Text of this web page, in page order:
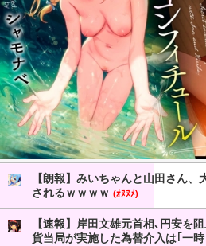
【朗報】みいちゃんと山田さん
されるｗｗｗｗ (ｵﾇﾇﾒ)
【速報】岸田文雄元首相､円安を
貨当局が実施した為替介入は｢一